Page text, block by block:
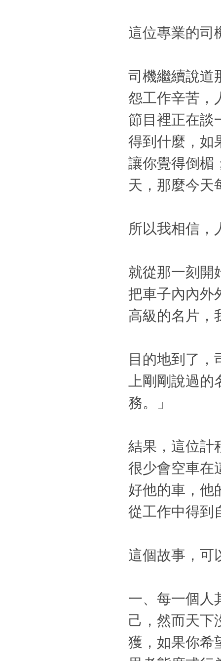
這位專業的司
司機繼續說道
怨工作辛苦，
節目裡正在談
得到什麼，如
讓你覺得倒楣
天，那麼今天
所以我相信，
就從那一刻開
把車子內內外
高級的名片，
目的地到了，
上剛剛說過
務。」
結果，這位計
很少會空車在
好他的車，他
從工作中得到
這個故事，可
一、每一個人
己，然而天下
獲，如果你希